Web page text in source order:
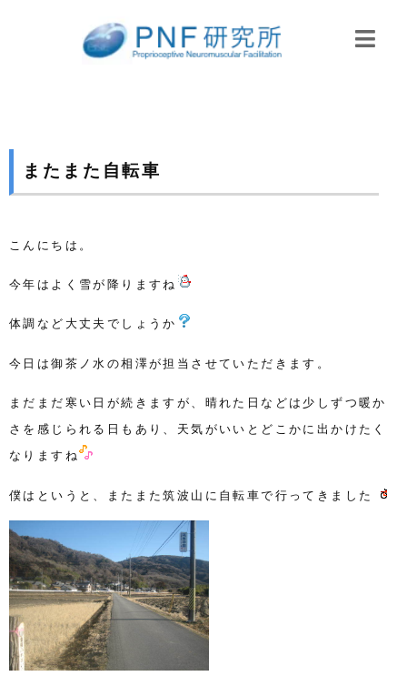
またまた自転車
こんにちは。
今年はよく雪が降りますね
体調など大丈夫でしょうか
今日は御茶ノ水の相澤が担当させていただきます。
まだまだ寒い日が続きますが、晴れた日などは少しずつ暖か
さを感じられる日もあり、天気がいいとどこかに出かけたく
なりますね
僕はというと、またまた筑波山に自転車で行ってきました